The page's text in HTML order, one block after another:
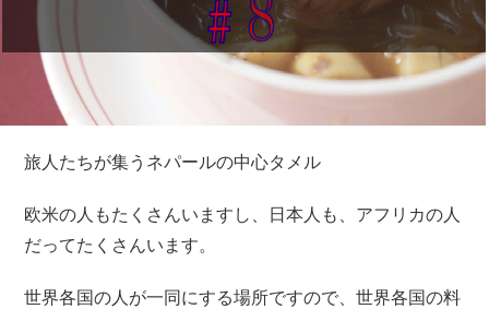
旅人たちが集うネパールの中心タメル
欧米の人もたくさんいますし、日本人も、アフリカの人
だってたくさんいます。
世界各国の人が一同にする場所ですので、世界各国の料